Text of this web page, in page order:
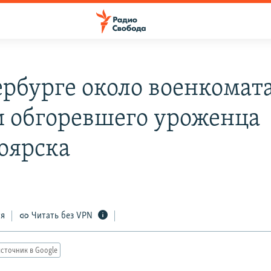
около
уроженца
Читать без VPN
в Google